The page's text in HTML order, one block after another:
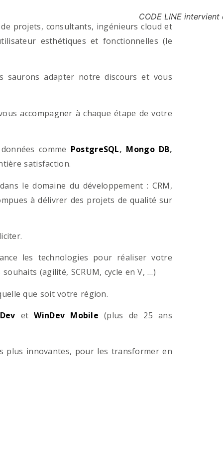
projets, consultants, ingénieurs cloud et
esthétiques et fonctionnelles (le
saurons adapter notre discours et vous
accompagner à chaque étape de votre
comme PostgreSQL, Mongo DB,
satisfaction.
le domaine du développement : CRM,
à délivrer des projets de qualité sur
les technologies pour réaliser votre
(agilité, SCRUM, cycle en V, …)
que soit votre région.
et WinDev Mobile (plus de 25 ans
plus innovantes, pour les transformer en
CODE LINE intervient